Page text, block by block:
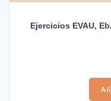
Ejercicios EVAU,